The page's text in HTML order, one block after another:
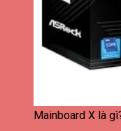
Mainboard X là